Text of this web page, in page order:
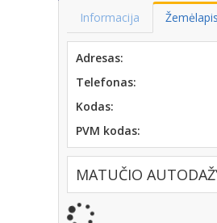
Informacija Žemėlapis
Adresas:
Telefonas:
Kodas:
PVM kodas:
MATUČIO